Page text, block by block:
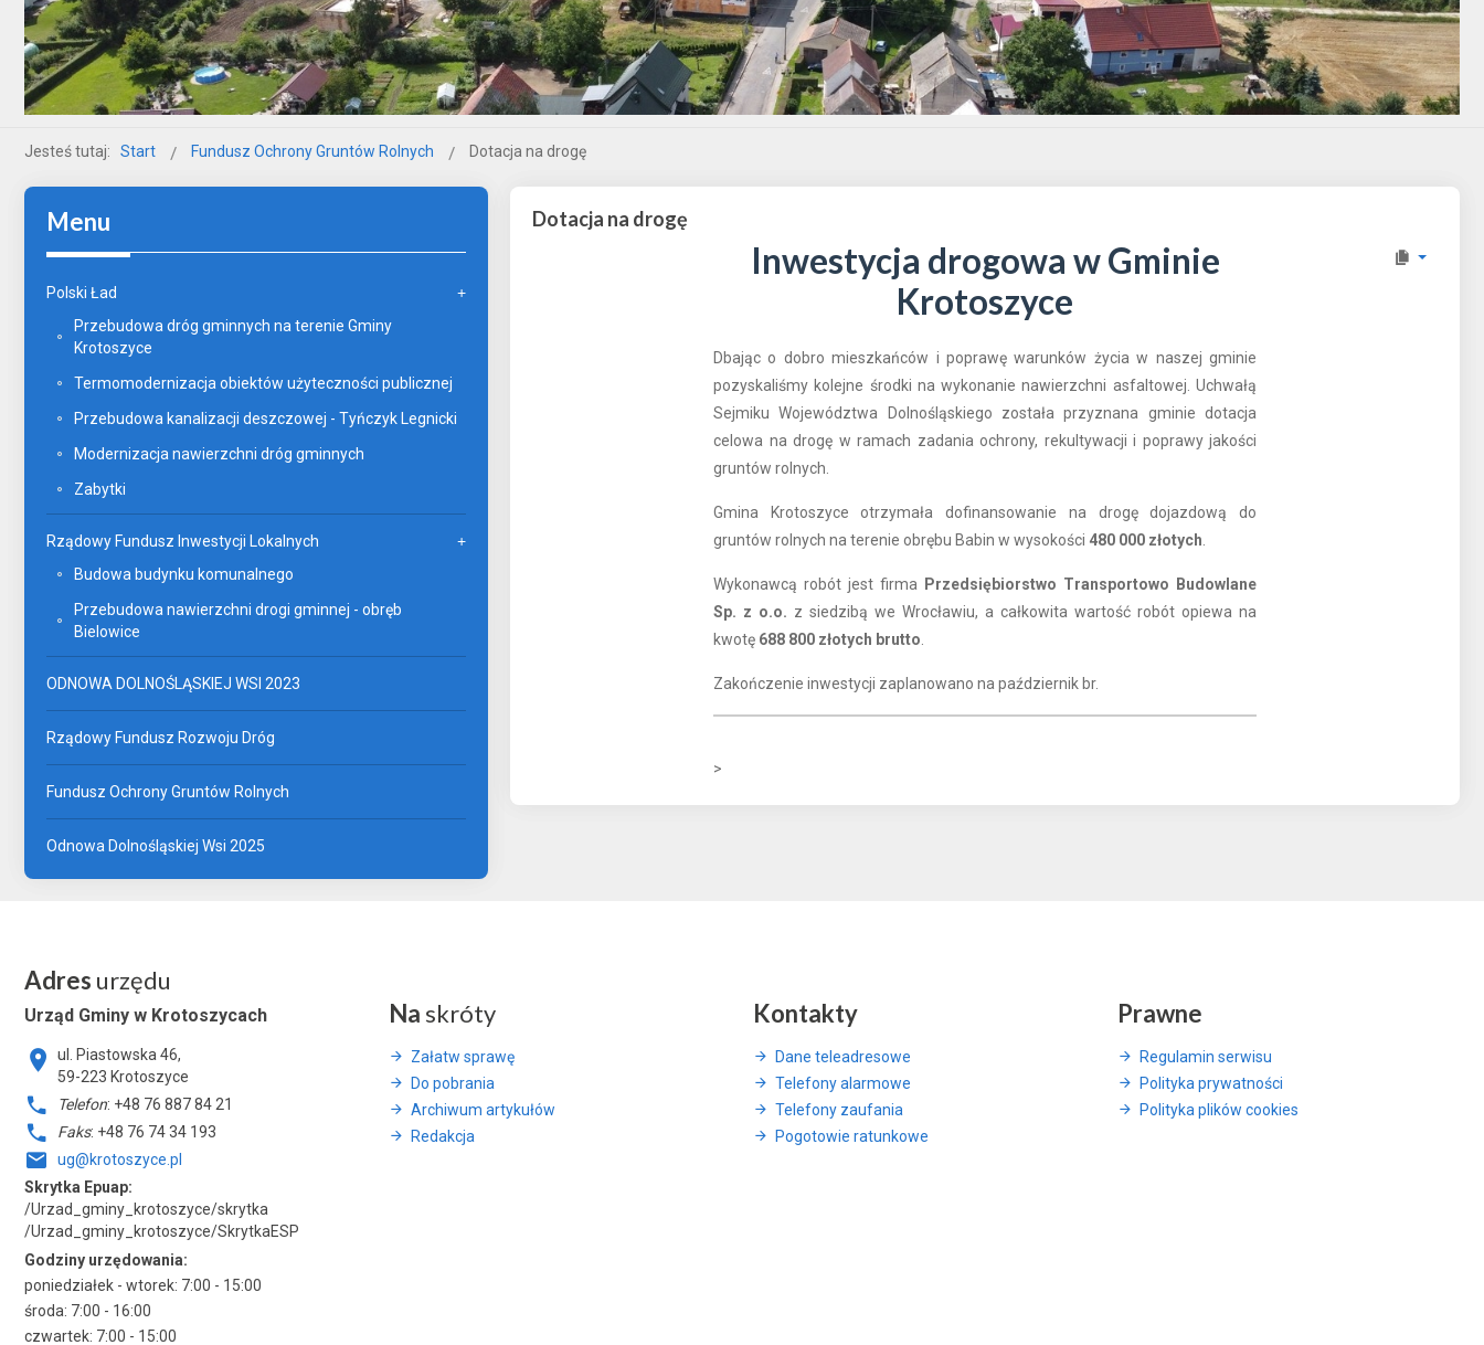
Jesteś tutaj: Start Fundusz Ochrony Gruntów Rolnych Dotacja na drogę
Dotacja na drogę
Inwestycja drogowa w Gminie
Krotoszyce
Dbając o dobro mieszkańców i poprawę warunków życia w naszej gminie
pozyskaliśmy kolejne środki na wykonanie nawierzchni asfaltowej. Uchwałą
Sejmiku Województwa Dolnośląskiego została przyznana gminie dotacja
celowa na drogę w ramach zadania ochrony, rekultywacji i poprawy jakości
gruntów rolnych.
Gmina Krotoszyce otrzymała dofinansowanie na drogę dojazdową do
gruntów rolnych na terenie obrębu Babin w wysokości 480 000 złotych.
Wykonawcą robót jest firma Przedsiębiorstwo Transportowo Budowlane
Sp. z o.o. z siedzibą we Wrocławiu, a całkowita wartość robót opiewa na
kwotę 688 800 złotych brutto.
Zakończenie inwestycji zaplanowano na październik br.
>
Menu
Polski Ład
Przebudowa dróg gminnych na terenie Gminy
Krotoszyce
Termomodernizacja obiektów użyteczności publicznej
Przebudowa kanalizacji deszczowej - Tyńczyk Legnicki
Modernizacja nawierzchni dróg gminnych
Zabytki
Rządowy Fundusz Inwestycji Lokalnych
Budowa budynku komunalnego
Przebudowa nawierzchni drogi gminnej - obręb
Bielowice
ODNOWA DOLNOŚLĄSKIEJ WSI 2023
Rządowy Fundusz Rozwoju Dróg
Fundusz Ochrony Gruntów Rolnych
Odnowa Dolnośląskiej Wsi 2025
Adres urzędu
Urząd Gminy w Krotoszycach
ul. Piastowska 46,
59-223 Krotoszyce
Telefon: +48 76 887 84 21
Faks: +48 76 74 34 193
ug@krotoszyce.pl
Skrytka Epuap:
/Urzad_gminy_krotoszyce/skrytka
/Urzad_gminy_krotoszyce/SkrytkaESP
Godziny urzędowania:
poniedziałek - wtorek: 7:00 - 15:00
środa: 7:00 - 16:00
czwartek: 7:00 - 15:00
Na skróty
Załatw sprawę
Do pobrania
Archiwum artykułów
Redakcja
Kontakty
Dane teleadresowe
Telefony alarmowe
Telefony zaufania
Pogotowie ratunkowe
Prawne
Regulamin serwisu
Polityka prywatności
Polityka plików cookies